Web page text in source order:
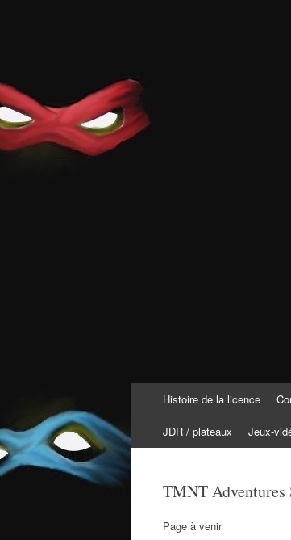
L'encyclopédie des
contenu
Histoire de la licence
JDR / plateaux Jeux-
TMNT Adventures
Page à venir